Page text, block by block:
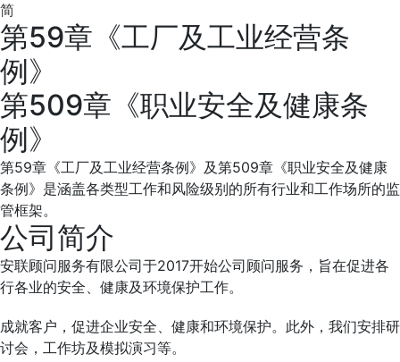
简
第59章《工厂及工业经营条
例》
第509章《职业安全及健康条
例》
第59章《工厂及工业经营条例》及第509章《职业安全及健康
条例》是涵盖各类型工作和风险级别的所有行业和工作场所的监
管框架。
公司简介
安联顾问服务有限公司于2017开始公司顾问服务，旨在促进各
行各业的安全、健康及环境保护工作。
成就客户，促进企业安全、健康和环境保护。此外，我们安排研
讨会，工作坊及模拟演习等。